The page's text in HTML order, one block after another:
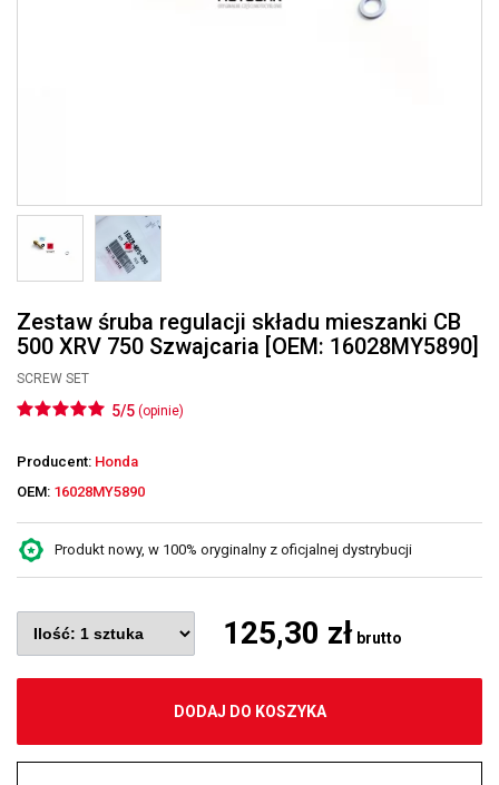
Zestaw śruba regulacji składu mieszanki CB
500 XRV 750 Szwajcaria [OEM: 16028MY5890]
SCREW SET
5/5 (opinie)
Producent: Honda
OEM: 16028MY5890
Produkt nowy, w 100% oryginalny z oficjalnej dystrybucji
125,30 zł brutto
DODAJ DO KOSZYKA